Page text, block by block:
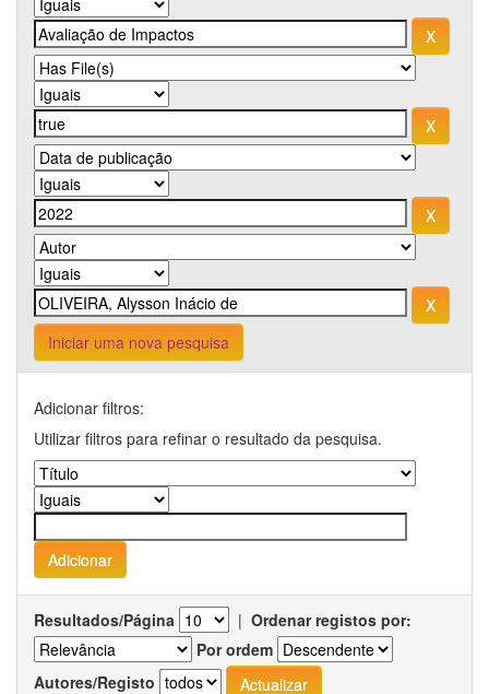
Iniciar uma nova pesquisa
Adicionar filtros:
Utilizar filtros para refinar o resultado da pesquisa.
Resultados/Página | Ordenar registos por:
Por ordem
Autores/Registo